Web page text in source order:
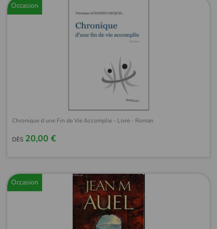
Occasion
Chronique d une Fin de Vie Accomplie - Livre - Roman
DÈS 20,00 €
Occasion